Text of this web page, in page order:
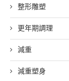
整形雕塑
更年期調理
減重
減重塑身